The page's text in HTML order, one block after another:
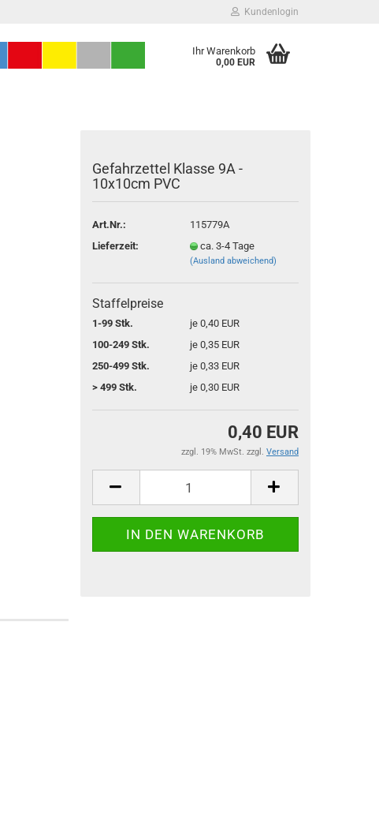
Kundenlogin
Konto erstellen
Passwort vergessen?
Ihr Warenkorb
0,00 EUR
Gefahrzettel Klasse 9A -
10x10cm PVC
Art.Nr.:
115779A
Lieferzeit:
ca. 3-4 Tage
(Ausland abweichend)
Staffelpreise
1-99 Stk.
je 0,40 EUR
100-249 Stk.
je 0,35 EUR
250-499 Stk.
je 0,33 EUR
> 499 Stk.
je 0,30 EUR
0,40 EUR
zzgl. 19% MwSt. zzgl. Versand